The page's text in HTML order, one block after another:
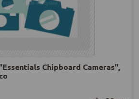
Chipboard Cameras",